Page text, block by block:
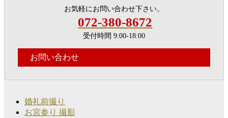
お気軽にお問い合わせ下さい。
072-380-8672
受付時間 9:00-18:00
お問い合わせ
婚礼前撮り
お宮参り 撮影